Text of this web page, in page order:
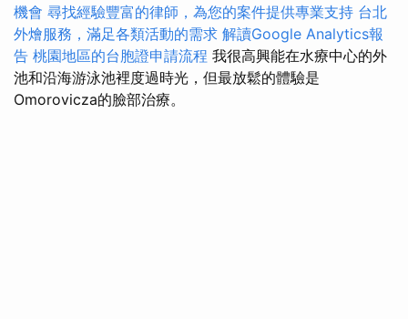
機會 尋找經驗豐富的律師，為您的案件提供專業支持 台北
外燴服務，滿足各類活動的需求 解讀Google Analytics報
告 桃園地區的台胞證申請流程 我很高興能在水療中心的外
池和沿海游泳池裡度過時光，但最放鬆的體驗是
Omorovicza的臉部治療。